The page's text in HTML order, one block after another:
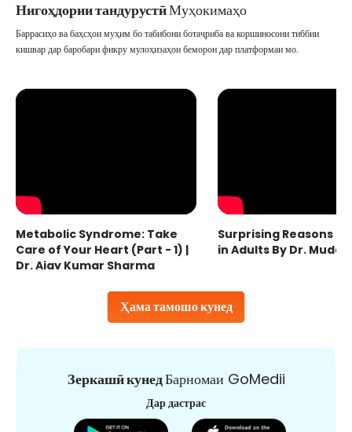
Нигоҳдории тандурустӣМуҳокимаҳо
Ҳама тамошо кунед
Баррасиҳо ва баҳсҳои муҳим бо табибони ботаҷриба ва коршиносони тиббии
кишвар дар баробари фикру мулоҳизаҳои беморон дар платформаи мо.
Metabolic Syndrome: Take
Care of Your Heart (Part - 1) |
Dr. Ajay Kumar Sharma
Surprising Reasons
in Adults By Dr.
Зеркашӣ кунедБарномаи GoMedii
Дар дастрас